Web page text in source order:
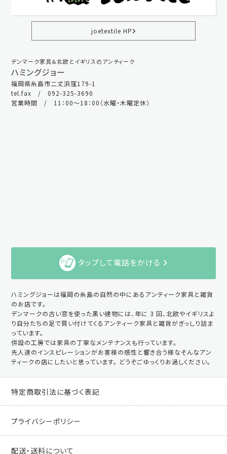
joetextile HP
デンマーク家具＆北欧とイギリスのアンティーク
ハミングジョー
福岡県糸島市二丈浜窪179-1
tel.fax / 092-325-3690
営業時間 / 11：00～18：00（水曜・木曜定休）
タップして電話をかける
ハミングジョーは福岡の糸島の自然の中にあるアンティーク家具と雑貨
のお店です。
デンマークの古い窓を使った黒い建物には、年に 3 回、北欧やイギリスよ
り自分たちの足で買い付けてくるアンティーク家具と雑貨がぎっしり詰ま
っています。
併設の工房では家具の丁寧なメンテナンスも行っています。
先人達のインスピレーションがお客様の感性と響き合う様なそんなアン
ティークの店にしたいと思っています。 どうぞごゆっくりお過しください。
特定商取引法に基づく表記
プライバシーポリシー
配送・送料について